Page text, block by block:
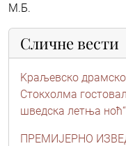
М.Б.
Сличне вести
Kраљевско
Стокхолма
шведска летња ноћ“
ПРЕМИЈЕРНО